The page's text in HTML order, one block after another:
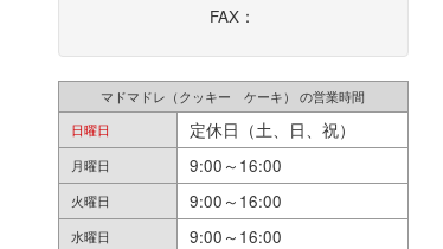
FAX：
マドマドレ（クッキー ケーキ） の営業時間
日曜日 定休日（土、日、祝）
月曜日 9:00～16:00
火曜日 9:00～16:00
水曜日 9:00～16:00